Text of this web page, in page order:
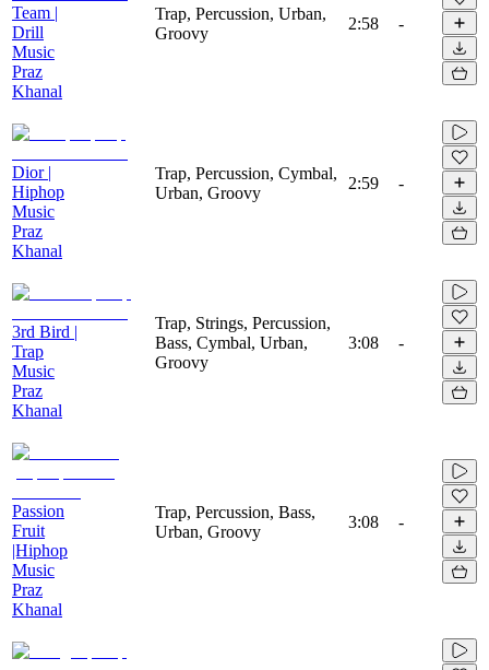
Team |
Drill
Music
Praz
Khanal
Trap, Percussion, Urban,
Groovy
2:58 -
Dior |
Hiphop
Music
Praz
Khanal
Trap, Percussion, Cymbal,
Urban, Groovy
2:59 -
3rd Bird |
Trap
Music
Praz
Khanal
Trap, Strings, Percussion,
Bass, Cymbal, Urban,
Groovy
3:08 -
Passion
Fruit
|Hiphop
Music
Praz
Khanal
Trap, Percussion, Bass,
Urban, Groovy
3:08 -